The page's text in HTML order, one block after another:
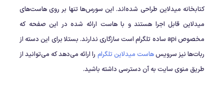
کتابخانه میدلاین طراحی شده‌اند. این سورس‌ها تنها بر روی هاست‌های
میدلاین قابل اجرا هستند و با هاست ارائه شده در این صفحه که
مخصوص api ساده تلگرام است سازگاری ندارند. بستلا برای این دسته از
ربات‌ها نیز سرویسهاست میدلاین تلگرام را ارائه می‌دهد که می‌توانید از
طریق منوی سایت به آن دسترسی داشته باشید.